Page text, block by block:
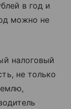
в год и
можно не
налоговый
не только